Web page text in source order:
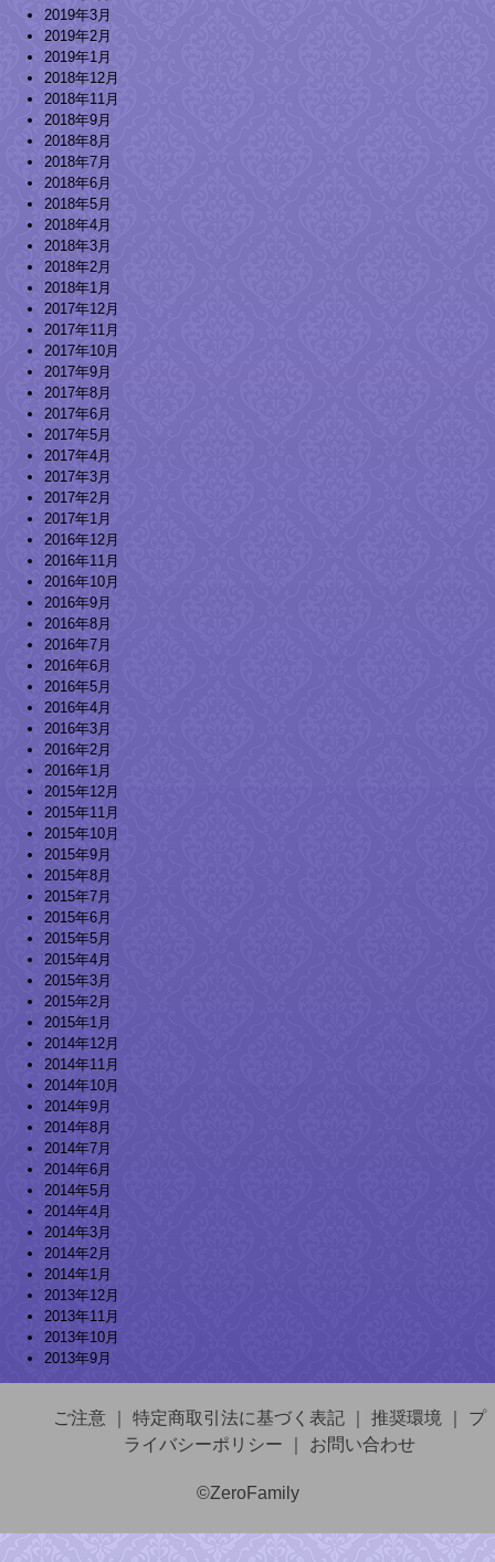
2019年3月
2019年2月
2019年1月
2018年12月
2018年11月
2018年9月
2018年8月
2018年7月
2018年6月
2018年5月
2018年4月
2018年3月
2018年2月
2018年1月
2017年12月
2017年11月
2017年10月
2017年9月
2017年8月
2017年6月
2017年5月
2017年4月
2017年3月
2017年2月
2017年1月
2016年12月
2016年11月
2016年10月
2016年9月
2016年8月
2016年7月
2016年6月
2016年5月
2016年4月
2016年3月
2016年2月
2016年1月
2015年12月
2015年11月
2015年10月
2015年9月
2015年8月
2015年7月
2015年6月
2015年5月
2015年4月
2015年3月
2015年2月
2015年1月
2014年12月
2014年11月
2014年10月
2014年9月
2014年8月
2014年7月
2014年6月
2014年5月
2014年4月
2014年3月
2014年2月
2014年1月
2013年12月
2013年11月
2013年10月
2013年9月
ご注意 特定商取引法に基づく表記 推奨環境
プ
ライバシーポリシー
お問い合わせ
©ZeroFamily